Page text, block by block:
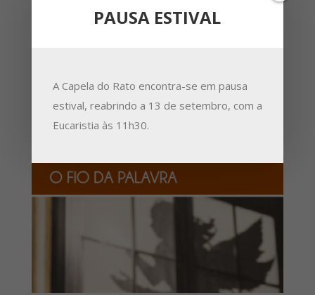
PAUSA ESTIVAL
A Capela do Rato encontra-se em pausa
estival, reabrindo a 13 de setembro, com a
Eucaristia às 11h30.